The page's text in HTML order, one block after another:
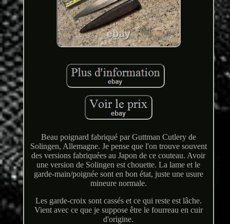
Beau poignard fabriqué par Guttman Cutlery de
Solingen, Allemagne. Je pense que l'on trouve souvent
des versions fabriquées au Japon de ce couteau. Avoir
une version de Solingen est chouette. La lame et le
garde-main/poignée sont en bon état, juste une usure
mineure normale.
Les garde-croix sont cassés et ce qui reste est lâche.
Vient avec ce que je suppose être le fourreau en cuir
d'origine.